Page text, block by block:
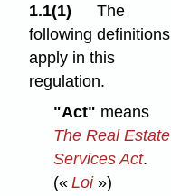
1.1(1)
The
following definitions
apply in this
regulation.
"Act" means
The Real Estate
Services Act.
(« Loi»)